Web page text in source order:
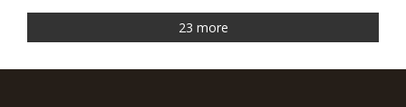
23 more